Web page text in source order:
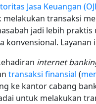
Jasa Keuangan
transaksi
jadi lebih
konvensional.
internet
transaksi finansial (
ke kantor cabang
untuk melakukan